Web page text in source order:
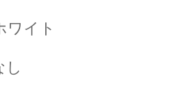
ワイト
し